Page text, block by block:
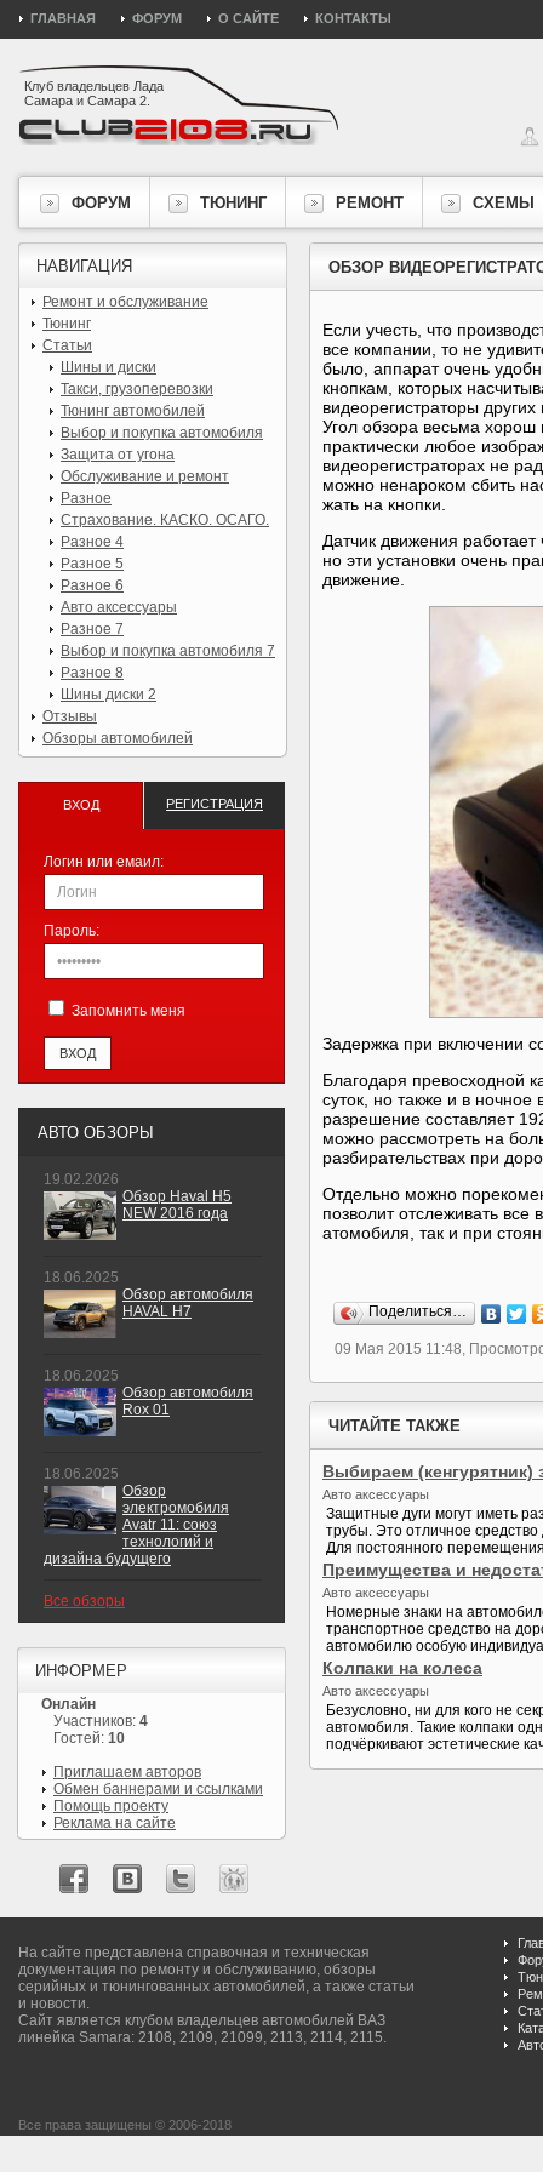
ГЛАВНАЯ ФОРУМ О САЙТЕ КОНТАКТЫ
Клуб владельцев Лада
Самара и Самара 2.
ФОРУМ ТЮНИНГ РЕМОНТ СХЕМЫ
ОБЗОР
Если учесть, что
все компании, то не
было, аппарат очень
кнопкам, которых
видеорегистраторы
Угол обзора весьма хорош
практически любое
видеорегистраторах не
можно ненароком сбить
жать на кнопки.
Датчик движения работает
но эти установки очень
движение.
Задержка при включении
Благодаря превосходной
суток, но также и в
разрешение составляет
можно рассмотреть на
разбирательствах при
Отдельно можно
позволит отслеживать
атомобиля, так и при
Поделиться…
09 Мая 2015 11:48,
ЧИТАЙТЕ ТАКЖЕ
Выбираем
Авто аксессуары
Защитные дуги могут иметь
трубы. Это отличное
Для постоянного
Преимущества и
Авто аксессуары
Номерные знаки на
транспортное средство на
автомобилю особую
Колпаки на колеса
Авто аксессуары
Безусловно, ни для кого не
автомобиля. Такие колпаки
подчёркивают эстетические
НАВИГАЦИЯ
Ремонт и обслуживание
Тюнинг
Статьи
Шины и диски
Такси, грузоперевозки
Тюнинг автомобилей
Выбор и покупка автомобиля
Защита от угона
Обслуживание и ремонт
Разное
Страхование. КАСКО. ОСАГО.
Разное 4
Разное 5
Разное 6
Авто аксессуары
Разное 7
Выбор и покупка автомобиля 7
Разное 8
Шины диски 2
Отзывы
Обзоры автомобилей
ВХОД РЕГИСТРАЦИЯ
Логин или емаил:
Пароль:
Запомнить меня
АВТО ОБЗОРЫ
19.02.2026
Обзор Haval H5
NEW 2016 года
18.06.2025
Обзор автомобиля
HAVAL H7
18.06.2025
Обзор автомобиля
Rox 01
18.06.2025
Обзор
электромобиля
Avatr 11: союз
технологий и
дизайна будущего
Все обзоры
ИНФОРМЕР
Онлайн
Участников: 4
Гостей: 10
Приглашаем авторов
Обмен баннерами и ссылками
Помощь проекту
Реклама на сайте
На сайте представлена справочная и техническая
документация по ремонту и обслуживанию, обзоры
серийных и тюнингованных автомобилей, а также статьи
и новости.
Сайт является клубом владельцев автомобилей ВАЗ
линейка Samara: 2108, 2109, 21099, 2113, 2114, 2115.
Все права защищены © 2006-2018